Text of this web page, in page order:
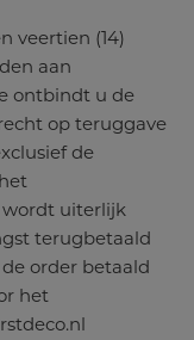
veertien (14)
aan
ontbindt u de
op teruggave
de
uiterlijk
terugbetaald
order betaald
het